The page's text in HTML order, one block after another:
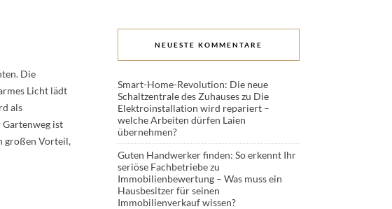
Die
Licht lädt
als
ist
großen Vorteil,
NEUESTE KOMMENTARE
Smart-Home-Revolution: Die neue
Schaltzentrale des Zuhauseszu Die
Elektroinstallation wird repariert –
welche Arbeiten dürfen Laien
übernehmen?
Guten Handwerker finden: So erkennt Ihr
seriöse Fachbetriebezu
Immobilienbewertung – Was muss ein
Hausbesitzer für seinen
Immobilienverkauf wissen?